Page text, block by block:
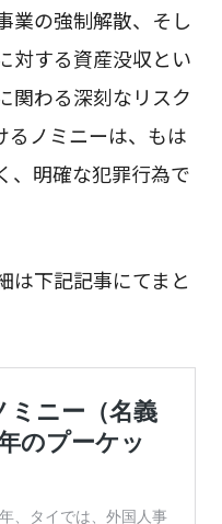
業の強制解散、そし
対する資産没収とい
関わる深刻なリスク
るノミニーは、もは
、明確な犯罪行為で
は下記記事にてまと